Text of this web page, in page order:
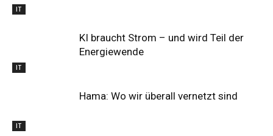
IT
IT
KI braucht Strom – und wird Teil der
Energiewende
IT
Hama: Wo wir überall vernetzt sind